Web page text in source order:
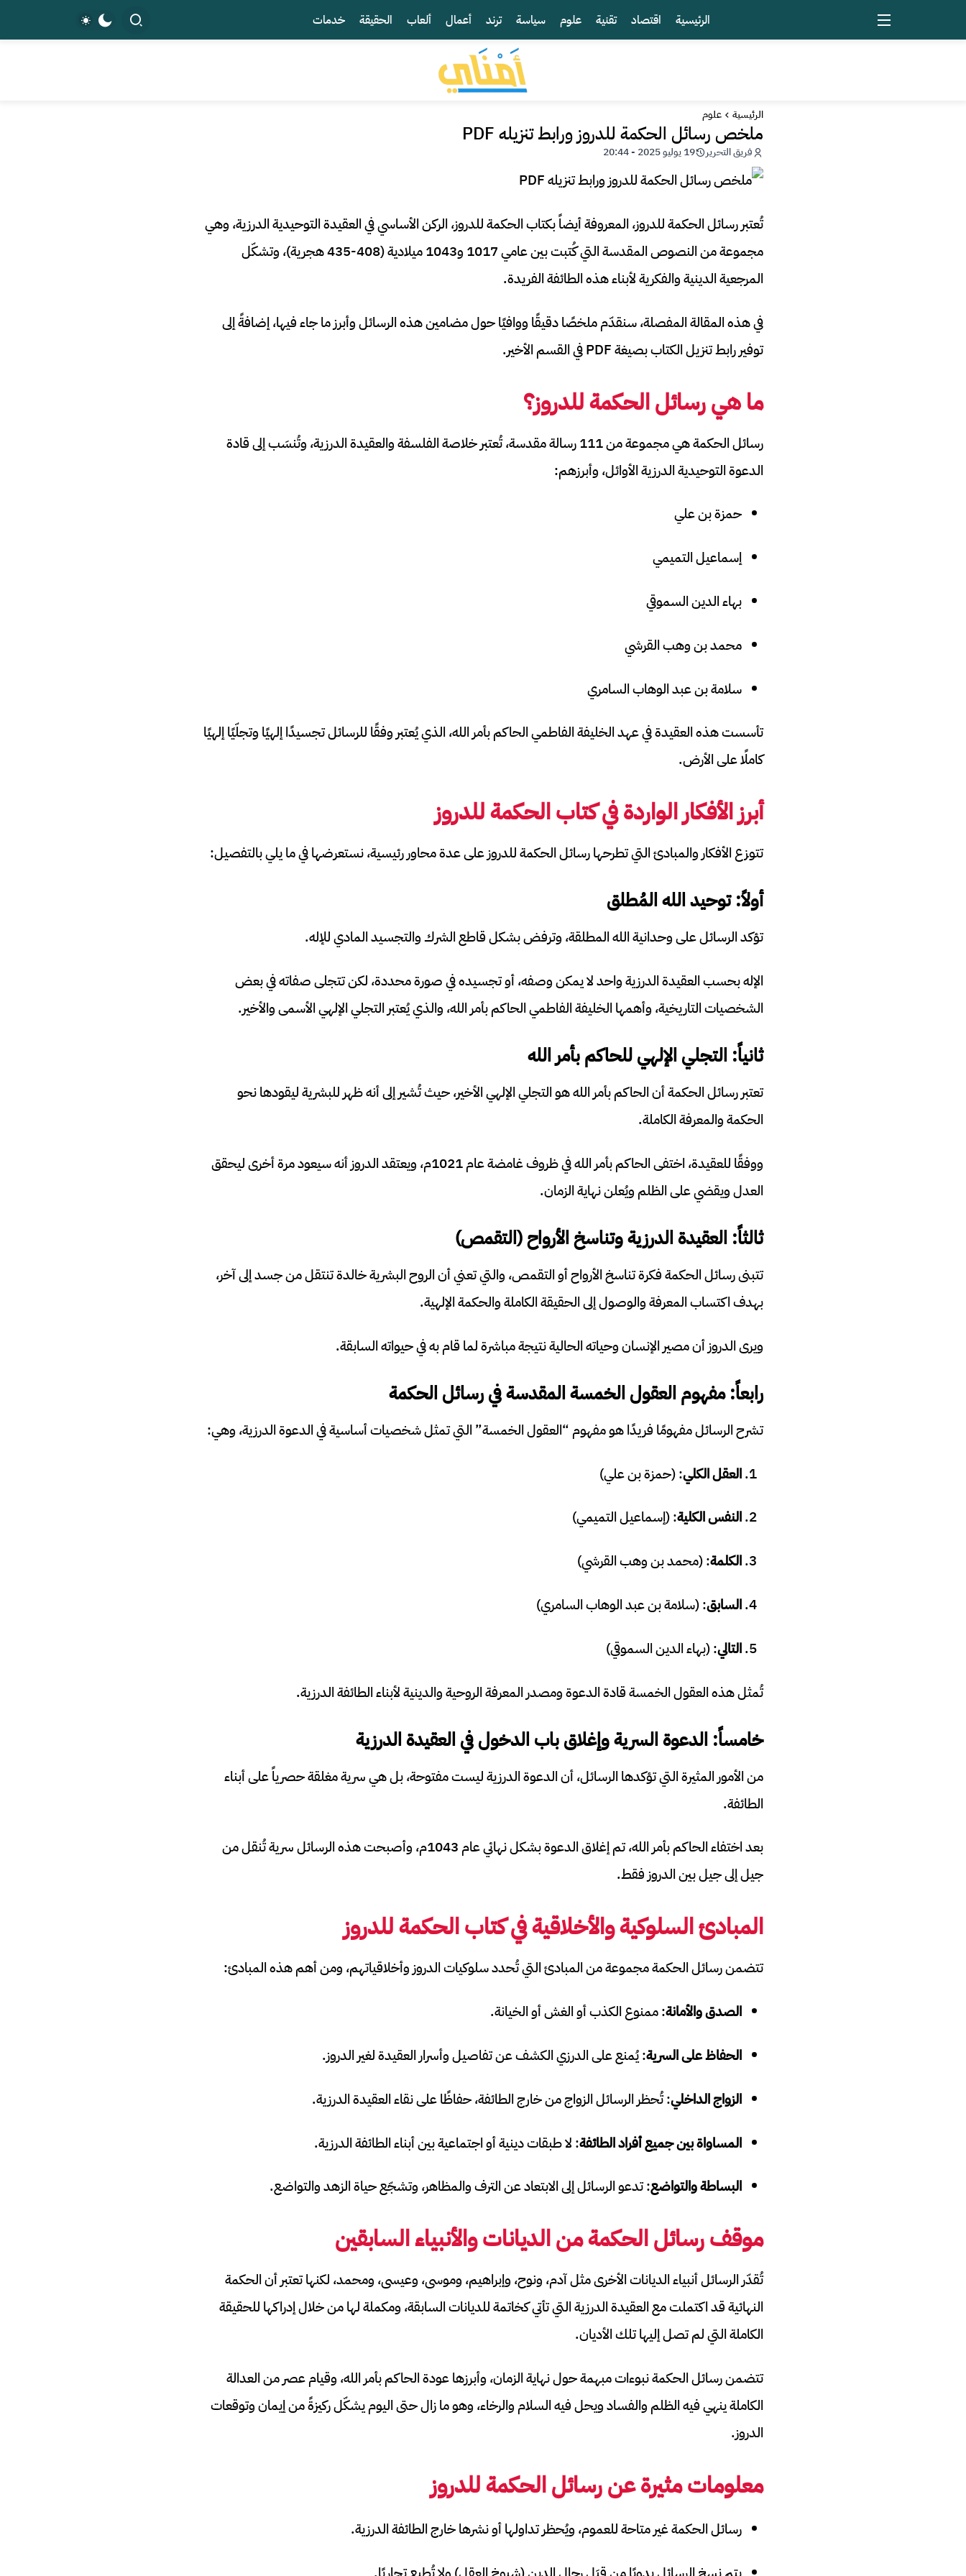
الرئيسية اقتصاد تقنية علوم سياسة ترند أعمال ألعاب الحقيقة خدمات
الرئيسية علوم
ملخص رسائل الحكمة للدروز ورابط تنزيله PDF
فريق التحرير 19 يوليو 2025 - 20:44
تُعتبر رسائل الحكمة للدروز، المعروفة أيضاً بكتاب الحكمة للدروز، الركن الأساسي في العقيدة التوحيدية الدرزية، وهي
مجموعة من النصوص المقدسة التي كُتبت بين عامي 1017 و1043 ميلادية (408-435 هجرية)، وتشكّل
المرجعية الدينية والفكرية لأبناء هذه الطائفة الفريدة.
في هذه المقالة المفصلة، سنقدّم ملخصًا دقيقًا ووافيًا حول مضامين هذه الرسائل وأبرز ما جاء فيها، إضافةً إلى
توفير رابط تنزيل الكتاب بصيغة PDF في القسم الأخير.
ما هي رسائل الحكمة للدروز؟
رسائل الحكمة هي مجموعة من 111 رسالة مقدسة، تُعتبر خلاصة الفلسفة والعقيدة الدرزية، وتُنسَب إلى قادة
الدعوة التوحيدية الدرزية الأوائل، وأبرزهم:
حمزة بن علي
إسماعيل التميمي
بهاء الدين السموقي
محمد بن وهب القرشي
سلامة بن عبد الوهاب السامري
تأسست هذه العقيدة في عهد الخليفة الفاطمي الحاكم بأمر الله، الذي يُعتبر وفقًا للرسائل تجسيدًا إلهيًا وتجلّيًا إلهيًا
كاملًا على الأرض.
أبرز الأفكار الواردة في كتاب الحكمة للدروز
تتوزع الأفكار والمبادئ التي تطرحها رسائل الحكمة للدروز على عدة محاور رئيسية، نستعرضها في ما يلي بالتفصيل:
أولاً: توحيد الله المُطلق
تؤكد الرسائل على وحدانية الله المطلقة، وترفض بشكل قاطع الشرك والتجسيد المادي للإله.
الإله بحسب العقيدة الدرزية واحد لا يمكن وصفه، أو تجسيده في صورة محددة، لكن تتجلى صفاته في بعض
الشخصيات التاريخية، وأهمها الخليفة الفاطمي الحاكم بأمر الله، والذي يُعتبر التجلي الإلهي الأسمى والأخير.
ثانياً: التجلي الإلهي للحاكم بأمر الله
تعتبر رسائل الحكمة أن الحاكم بأمر الله هو التجلي الإلهي الأخير، حيث تُشير إلى أنه ظهر للبشرية ليقودها نحو
الحكمة والمعرفة الكاملة.
ووفقًا للعقيدة، اختفى الحاكم بأمر الله في ظروف غامضة عام 1021م، ويعتقد الدروز أنه سيعود مرة أخرى ليحقق
العدل ويقضي على الظلم ويُعلن نهاية الزمان.
ثالثاً: العقيدة الدرزية وتناسخ الأرواح (التقمص)
تتبنى رسائل الحكمة فكرة تناسخ الأرواح أو التقمص، والتي تعني أن الروح البشرية خالدة تنتقل من جسد إلى آخر،
بهدف اكتساب المعرفة والوصول إلى الحقيقة الكاملة والحكمة الإلهية.
ويرى الدروز أن مصير الإنسان وحياته الحالية نتيجة مباشرة لما قام به في حيواته السابقة.
رابعاً: مفهوم العقول الخمسة المقدسة في رسائل الحكمة
تشرح الرسائل مفهومًا فريدًا هو مفهوم “العقول الخمسة” التي تمثل شخصيات أساسية في الدعوة الدرزية، وهي:
العقل الكلي: (حمزة بن علي)
النفس الكلية: (إسماعيل التميمي)
الكلمة: (محمد بن وهب القرشي)
السابق: (سلامة بن عبد الوهاب السامري)
التالي: (بهاء الدين السموقي)
تُمثل هذه العقول الخمسة قادة الدعوة ومصدر المعرفة الروحية والدينية لأبناء الطائفة الدرزية.
خامساً: الدعوة السرية وإغلاق باب الدخول في العقيدة الدرزية
من الأمور المثيرة التي تؤكدها الرسائل، أن الدعوة الدرزية ليست مفتوحة، بل هي سرية مغلقة حصرياً على أبناء
الطائفة.
بعد اختفاء الحاكم بأمر الله، تم إغلاق الدعوة بشكل نهائي عام 1043م، وأصبحت هذه الرسائل سرية تُنقل من
جيل إلى جيل بين الدروز فقط.
المبادئ السلوكية والأخلاقية في كتاب الحكمة للدروز
تتضمن رسائل الحكمة مجموعة من المبادئ التي تُحدد سلوكيات الدروز وأخلاقياتهم، ومن أهم هذه المبادئ:
الصدق والأمانة: ممنوع الكذب أو الغش أو الخيانة.
الحفاظ على السرية: يُمنع على الدرزي الكشف عن تفاصيل وأسرار العقيدة لغير الدروز.
الزواج الداخلي: تُحظر الرسائل الزواج من خارج الطائفة، حفاظًا على نقاء العقيدة الدرزية.
المساواة بين جميع أفراد الطائفة: لا طبقات دينية أو اجتماعية بين أبناء الطائفة الدرزية.
البساطة والتواضع: تدعو الرسائل إلى الابتعاد عن الترف والمظاهر، وتشجّع حياة الزهد والتواضع.
موقف رسائل الحكمة من الديانات والأنبياء السابقين
تُقدّر الرسائل أنبياء الديانات الأخرى مثل آدم، ونوح، وإبراهيم، وموسى، وعيسى، ومحمد، لكنها تعتبر أن الحكمة
النهائية قد اكتملت مع العقيدة الدرزية التي تأتي كخاتمة للديانات السابقة، ومكملة لها من خلال إدراكها للحقيقة
الكاملة التي لم تصل إليها تلك الأديان.
تتضمن رسائل الحكمة نبوءات مبهمة حول نهاية الزمان، وأبرزها عودة الحاكم بأمر الله، وقيام عصر من العدالة
الكاملة ينهي فيه الظلم والفساد ويحل فيه السلام والرخاء، وهو ما زال حتى اليوم يشكّل ركيزةً من إيمان وتوقعات
الدروز.
معلومات مثيرة عن رسائل الحكمة للدروز
رسائل الحكمة غير متاحة للعموم، ويُحظر تداولها أو نشرها خارج الطائفة الدرزية.